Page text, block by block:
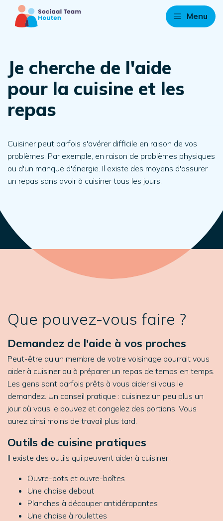
Menu
Je cherche de l'aide
pour la cuisine et les
repas
Cuisiner peut parfois s'avérer difficile en raison de vos
problèmes. Par exemple, en raison de problèmes physiques
ou d'un manque d'énergie. Il existe des moyens d'assurer
un repas sans avoir à cuisiner tous les jours.
Que pouvez-vous faire ?
Demandez de l'aide à vos proches
Peut-être qu'un membre de votre voisinage pourrait vous
aider à cuisiner ou à préparer un repas de temps en temps.
Les gens sont parfois prêts à vous aider si vous le
demandez. Un conseil pratique : cuisinez un peu plus un
jour où vous le pouvez et congelez des portions. Vous
aurez ainsi moins de travail plus tard.
Outils de cuisine pratiques
Il existe des outils qui peuvent aider à cuisiner :
Ouvre-pots et ouvre-boîtes
Une chaise debout
Planches à découper antidérapantes
Une chaise à roulettes